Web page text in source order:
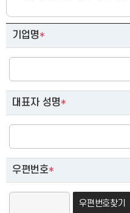
단체 교육 신청
기업명*
대표자 성명*
우편번호*
우편번호찾기